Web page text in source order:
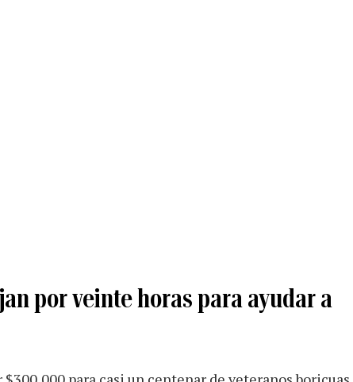
por veinte horas para ayudar a